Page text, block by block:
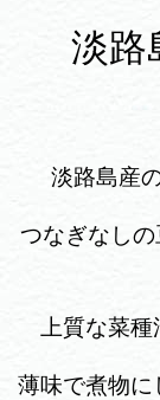
淡路
淡路島産
つなぎなし
上質な菜
薄味で煮物に